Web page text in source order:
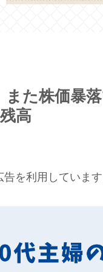
また株価暴
高
を利用しています